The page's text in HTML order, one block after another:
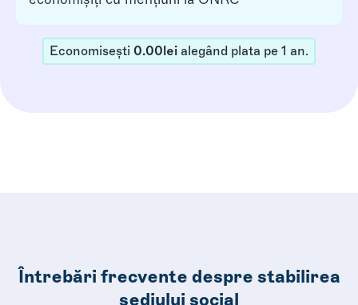
Economisești 0.00lei alegând plata pe 1 an.
Întrebări frecvente despre stabilirea
sediului social